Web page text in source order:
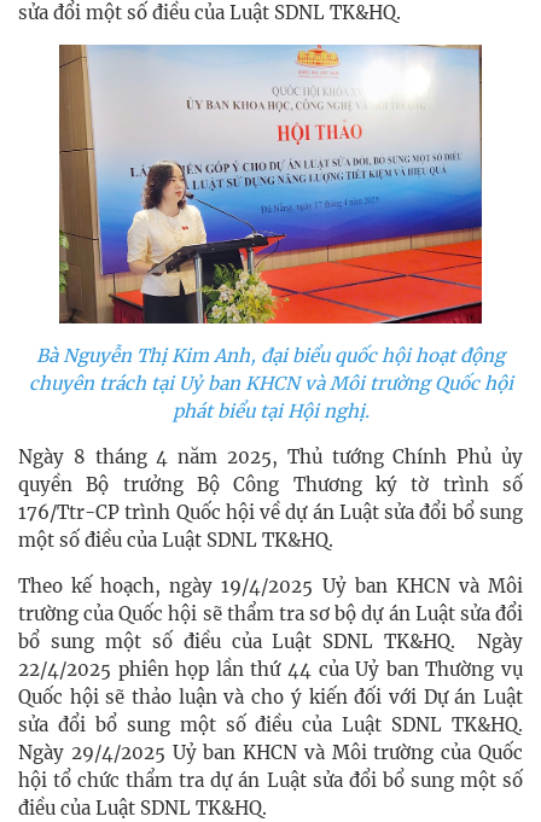
sửa đổi một số điều của Luật SDNL TK&HQ.
Bà Nguyễn Thị Kim Anh, đại biểu quốc hội hoạt động
chuyên trách tại Uỷ ban KHCN và Môi trường Quốc hội
phát biểu tại Hội nghị.
Ngày 8 tháng 4 năm 2025, Thủ tướng Chính Phủ ủy
quyền Bộ trưởng Bộ Công Thương ký tờ trình số
176/Ttr-CP trình Quốc hội về dự án Luật sửa đổi bổ sung
một số điều của Luật SDNL TK&HQ.
Theo kế hoạch, ngày 19/4/2025 Uỷ ban KHCN và Môi
trường của Quốc hội sẽ thẩm tra sơ bộ dự án Luật sửa đổi
bổ sung một số điều của Luật SDNL TK&HQ. Ngày
22/4/2025 phiên họp lần thứ 44 của Uỷ ban Thường vụ
Quốc hội sẽ thảo luận và cho ý kiến đối với Dự án Luật
sửa đổi bổ sung một số điều của Luật SDNL TK&HQ.
Ngày 29/4/2025 Uỷ ban KHCN và Môi trường của Quốc
hội tổ chức thẩm tra dự án Luật sửa đổi bổ sung một số
điều của Luật SDNL TK&HQ.